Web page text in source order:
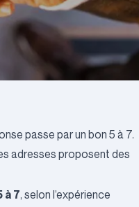
passe par un bon 5 à 7.
adresses proposent des
à 7, selon l’expérience